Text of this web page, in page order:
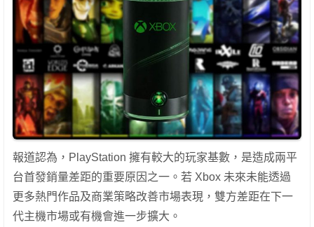
報道認為，PlayStation 擁有較大的玩家基數，是造成兩平
台首發銷量差距的重要原因之一。若 Xbox 未來未能透過
更多熱門作品及商業策略改善市場表現，雙方差距在下一
代主機市場或有機會進一步擴大。